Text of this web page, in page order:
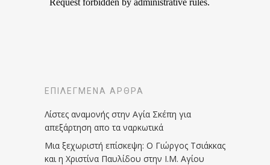
ΕΠΙΛΕΓΜΈΝΑ ΆΡΘΡΑ
Λίστες αναμονής στην Αγία Σκέπη για
απεξάρτηση απο τα ναρκωτικά
Μια ξεχωριστή επίσκεψη: Ο Γιώργος Τσιάκκας
και η Χριστίνα Παυλίδου στην Ι.Μ. Αγίου